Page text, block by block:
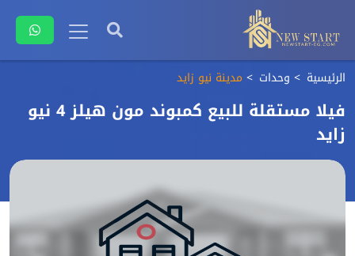
الرئيسية وحدات مدينة نيو زايد
فيلا مستقلة للبيع كمبوند مون هيلز 4 نيو
زايد